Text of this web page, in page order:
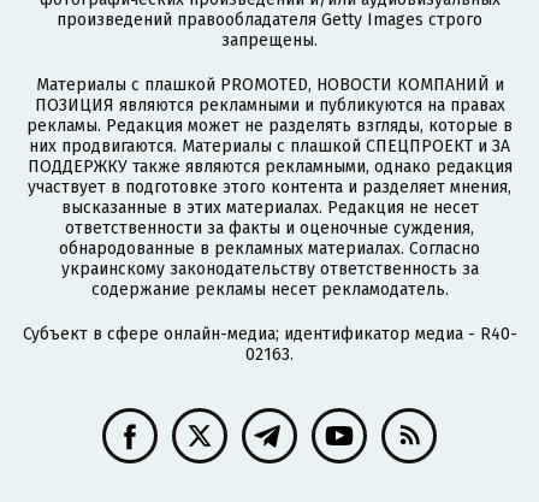
произведений правообладателя Getty Images строго
запрещены.
Материалы с плашкой PROMOTED, НОВОСТИ КОМПАНИЙ и
ПОЗИЦИЯ являются рекламными и публикуются на правах
рекламы. Редакция может не разделять взгляды, которые в
них продвигаются. Материалы с плашкой СПЕЦПРОЕКТ и ЗА
ПОДДЕРЖКУ также являются рекламными, однако редакция
участвует в подготовке этого контента и разделяет мнения,
высказанные в этих материалах. Редакция не несет
ответственности за факты и оценочные суждения,
обнародованные в рекламных материалах. Согласно
украинскому законодательству ответственность за
содержание рекламы несет рекламодатель.
Субъект в сфере онлайн-медиа; идентификатор медиа - R40-
02163.